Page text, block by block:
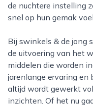
de nuchtere instelling
snel op hun gemak
Bij swinkels & de jong staat kwaliteit centraal, zowel in
de uitvoering van het
middelen die worden
jarenlange ervaring
altijd wordt gewerkt
inzichten. Of het nu